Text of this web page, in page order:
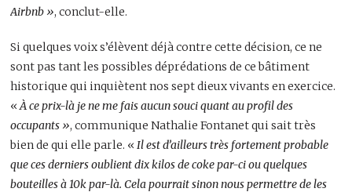
Airbnb », conclut-elle.
Si quelques voix s’élèvent déjà contre cette décision, ce ne
sont pas tant les possibles déprédations de ce bâtiment
historique qui inquiètent nos sept dieux vivants en exercice.
«À ce prix-là je ne me fais aucun souci quant au profil des
occupants », communique Nathalie Fontanet qui sait très
bien de qui elle parle. «Il est d’ailleurs très fortement probable
que ces derniers oublient dix kilos de coke par-ci ou quelques
bouteilles à 10k par-là. Cela pourrait sinon nous permettre de les